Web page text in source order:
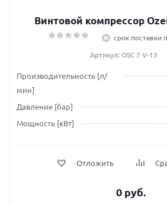
Винтовой компрессор
срок поставки
Артикул: OSC 7 V-13
Производительность [л/
мин]
Давление [бар]
Мощность [кВт]
Отложить
0 руб.